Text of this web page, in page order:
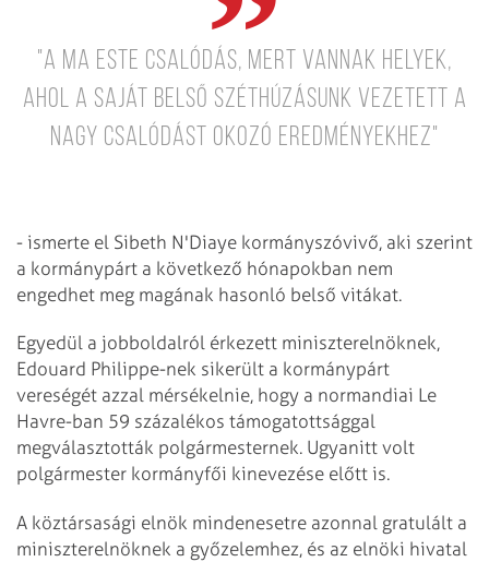
"A ma este csalódás, mert vannak helyek,
ahol a saját belső széthúzásunk vezetett a
nagy csalódást okozó eredményekhez"
- ismerte el Sibeth N'Diaye kormányszóvivő, aki szerint
a kormánypárt a következő hónapokban nem
engedhet meg magának hasonló belső vitákat.
Egyedül a jobboldalról érkezett miniszterelnöknek,
Edouard Philippe-nek sikerült a kormánypárt
vereségét azzal mérsékelnie, hogy a normandiai Le
Havre-ban 59 százalékos támogatottsággal
megválasztották polgármesternek. Ugyanitt volt
polgármester kormányfői kinevezése előtt is.
A köztársasági elnök mindenesetre azonnal gratulált a
miniszterelnöknek a győzelemhez, és az elnöki hivatal